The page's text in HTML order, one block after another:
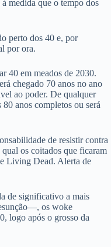
medida que o tempo dos
perto dos 40 e, por
por ora.
40 em meados de 2030.
chegado 70 anos no ano
ao poder. De qualquer
anos completos ou será
de resistir contra
os coitados que ficaram
Living Dead. Alerta de
de significativo a mais
os woke
logo após o grosso da